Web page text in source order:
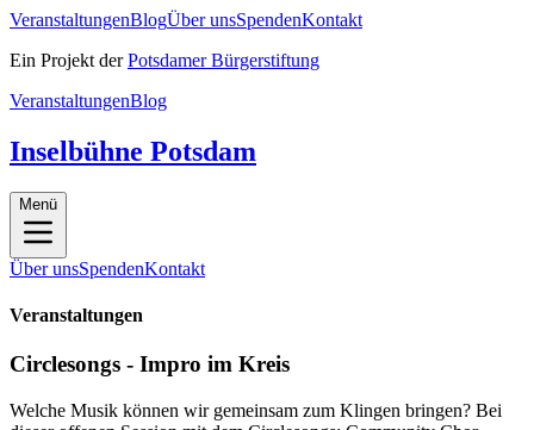
VeranstaltungenBlogÜber unsSpendenKontakt
Ein Projekt der Potsdamer Bürgerstiftung
VeranstaltungenBlog
Inselbühne Potsdam
Menü
Über unsSpendenKontakt
Veranstaltungen
Circlesongs - Impro im Kreis
Welche Musik können wir gemeinsam zum Klingen bringen? Bei